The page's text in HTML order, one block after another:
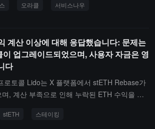
오라클 서비스나우
계산 이상에 대해 응답했습니다: 문제는
업그레이드되었으며, 사용자 자금은 영
다
로토콜 Lido는 X 플랫폼에서 stETH Rebase가
, 계산 부족으로 인해 누락된 ETH 수익을 보
라클에 대한 업데이트가 완료되었고, 감사도
stETH 스테이킹